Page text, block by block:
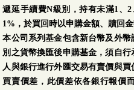
第一金全球不動產證
券化基金-B
(本基金之配息來源可
能為本金或收益平準
金)
08/05
遞延手續費N級別，持有未滿1、
1%，於買回時以申購金額、贖回
本公司系列基金包含新台幣及外
別之貨幣換匯後申購基金，須自
人與銀行進行外匯交易有賣價與
買賣價差，此價差依各銀行報價